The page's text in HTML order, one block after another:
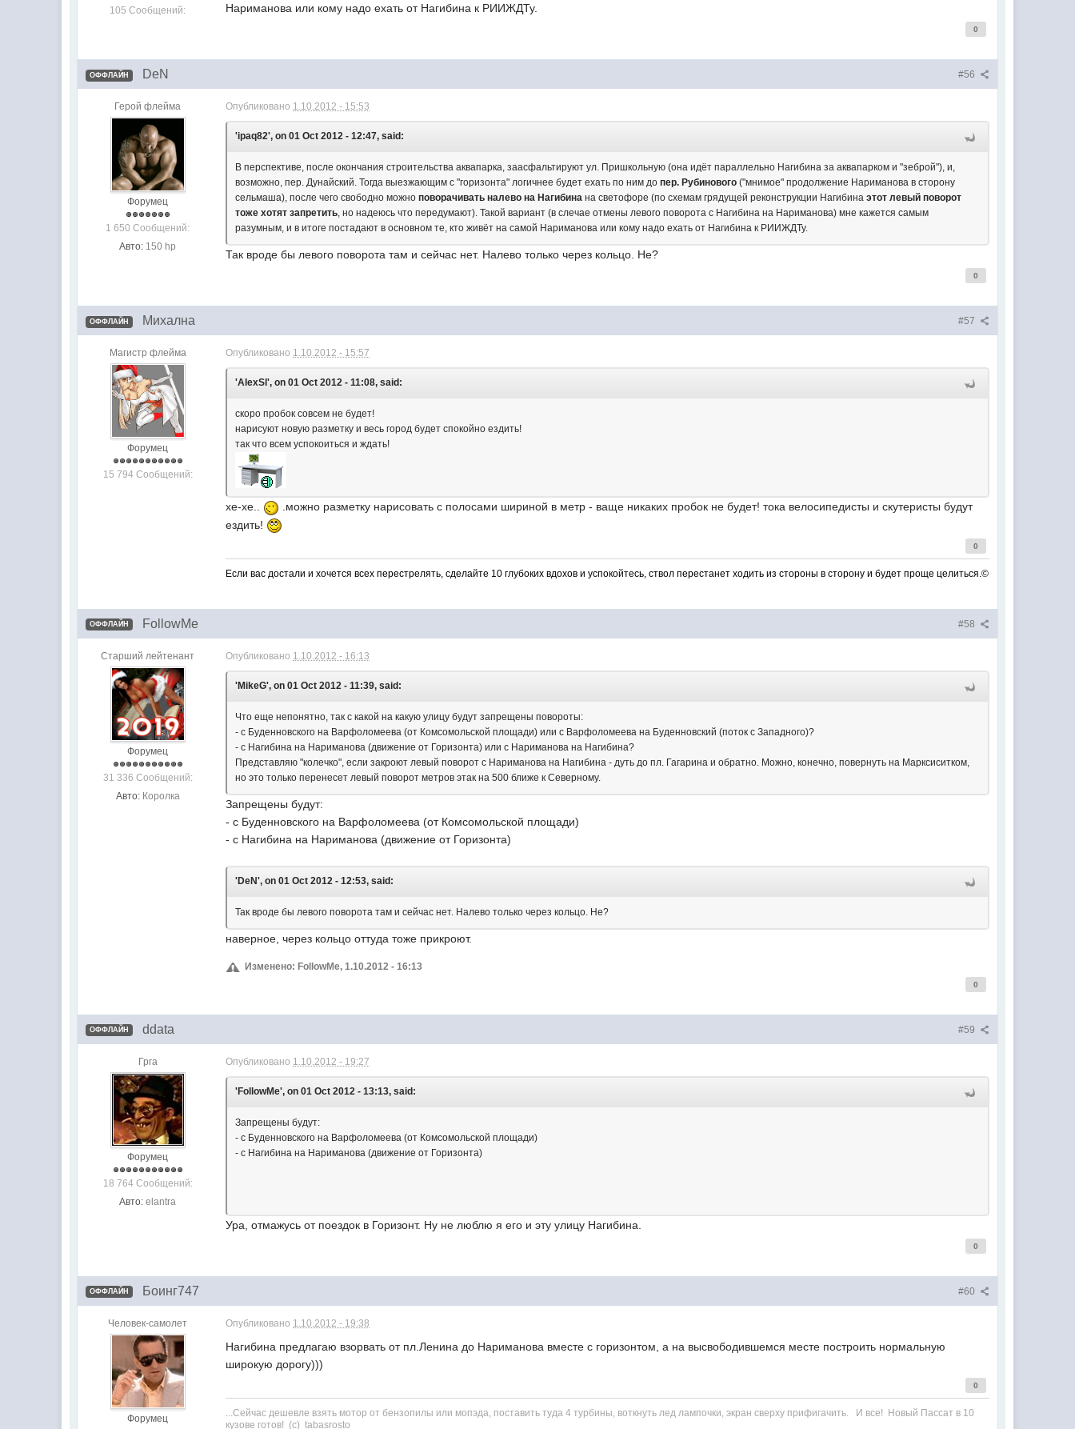
105 Сообщений:
Нариманова или кому надо ехать от Нагибина к РИИЖДТу.
0
#56
ОФФЛАЙН DeN
Герой флейма
Форумец
1 650 Сообщений:
Авто: 150 hp
Опубликовано 1.10.2012 - 15:53
'ipaq82', on 01 Oct 2012 - 12:47, said:
В перспективе, после окончания строительства аквапарка, заасфальтируют ул. Пришкольную (она идёт параллельно Нагибина за аквапарком и "зеброй"), и,
возможно, пер. Дунайский. Тогда выезжающим с "горизонта" логичнее будет ехать по ним допер. Рубинового ("мнимое" продолжение Нариманова в сторону
сельмаша), после чего свободно можноповорачивать налево на Нагибина на светофоре (по схемам грядущей реконструкции Нагибинаэтот левый поворот
тоже хотят запретить, но надеюсь что передумают). Такой вариант (в слечае отмены левого поворота с Нагибина на Нариманова) мне кажется самым
разумным, и в итоге постадают в основном те, кто живёт на самой Нариманова или кому надо ехать от Нагибина к РИИЖДТу.
Так вроде бы левого поворота там и сейчас нет. Налево только через кольцо. Не?
0
#57
ОФФЛАЙН Михална
Магистр флейма
Форумец
15 794 Сообщений:
Опубликовано 1.10.2012 - 15:57
'AlexSl', on 01 Oct 2012 - 11:08, said:
скоро пробок совсем не будет!
нарисуют новую разметку и весь город будет спокойно ездить!
так что всем успокоиться и ждать!
хе-хе..
.можно разметку нарисовать с полосами шириной в метр - ваще никаких пробок не будет! тока велосипедисты и скутеристы будут
ездить!
0
Если вас достали и хочется всех перестрелять, сделайте 10 глубоких вдохов и успокойтесь, ствол перестанет ходить из стороны в сторону и будет проще целиться.©
#58
ОФФЛАЙН FollowMe
Старший лейтенант
Форумец
31 336 Сообщений:
Авто: Королка
Опубликовано 1.10.2012 - 16:13
'MikeG', on 01 Oct 2012 - 11:39, said:
Что еще непонятно, так с какой на какую улицу будут запрещены повороты:
- с Буденновского на Варфоломеева (от Комсомольской площади) или с Варфоломеева на Буденновский (поток с Западного)?
- с Нагибина на Нариманова (движение от Горизонта) или с Нариманова на Нагибина?
Представляю "колечко", если закроют левый поворот с Нариманова на Нагибина - дуть до пл. Гагарина и обратно. Можно, конечно, повернуть на Марксиситком,
но это только перенесет левый поворот метров этак на 500 ближе к Северному.
Запрещены будут:
- с Буденновского на Варфоломеева (от Комсомольской площади)
- с Нагибина на Нариманова (движение от Горизонта)
'DeN', on 01 Oct 2012 - 12:53, said:
Так вроде бы левого поворота там и сейчас нет. Налево только через кольцо. Не?
наверное, через кольцо оттуда тоже прикроют.
Изменено: FollowMe, 1.10.2012 - 16:13
0
#59
ОФФЛАЙН ddata
Грга
Форумец
18 764 Сообщений:
Авто: elantra
Опубликовано 1.10.2012 - 19:27
'FollowMe', on 01 Oct 2012 - 13:13, said:
Запрещены будут:
- с Буденновского на Варфоломеева (от Комсомольской площади)
- с Нагибина на Нариманова (движение от Горизонта)
Ура, отмажусь от поездок в Горизонт. Ну не люблю я его и эту улицу Нагибина.
0
#60
ОФФЛАЙН Боинг747
Человек-самолет
Форумец
Опубликовано 1.10.2012 - 19:38
Нагибина предлагаю взорвать от пл.Ленина до Нариманова вместе с горизонтом, а на высвободившемся месте построить нормальную
широкую дорогу)))
0
...Сейчас дешевле взять мотор от бензопилы или мопэда, поставить туда 4 турбины, воткнуть лед лампочки, экран сверху прифигачить. И все! Новый Пассат в 10
кузове готов! (с) tabasrosto